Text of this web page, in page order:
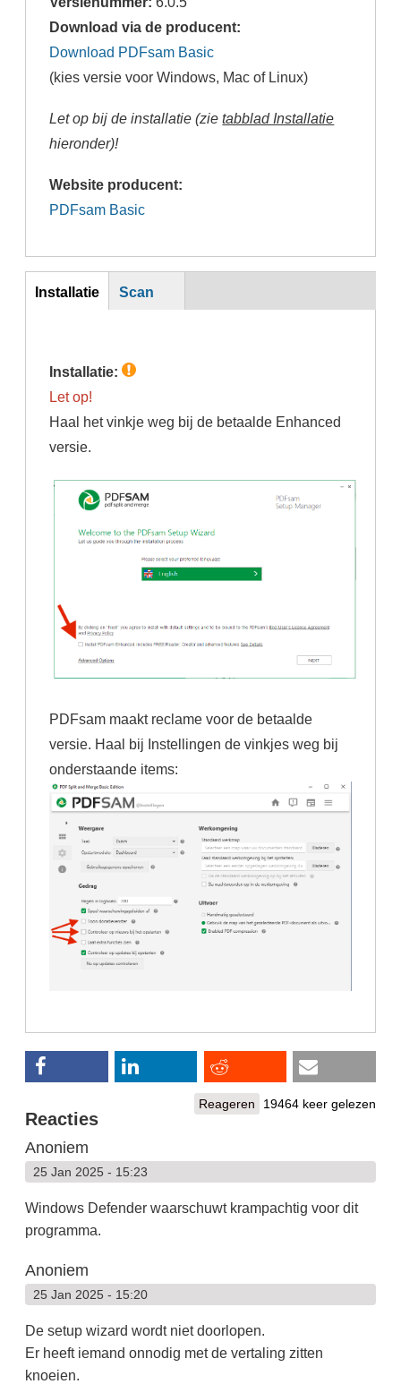
Download via de producent:
Download PDFsam Basic
(kies versie voor Windows, Mac of Linux)
Let op bij de installatie (zietabblad Installatie
hieronder)!
Website producent:
PDFsam Basic
inst
Installatie
Scan
Installatie:
Let op!
Haal het vinkje weg bij de betaalde Enhanced
versie.
PDFsam maakt reclame voor de betaalde
versie. Haal bij Instellingen de vinkjes weg bij
onderstaande items:
Reageren 19464 keer gelezen
Reacties
Anoniem
25 Jan 2025 - 15:23
Windows Defender waarschuwt krampachtig voor dit
programma.
Anoniem
25 Jan 2025 - 15:20
De setup wizard wordt niet doorlopen.
Er heeft iemand onnodig met de vertaling zitten
knoeien.